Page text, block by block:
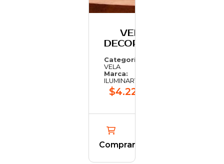
VELON
DECORATIVO
Categoría:
VELA
Marca:
ILUMINARTE
$4.223,05
Comprar